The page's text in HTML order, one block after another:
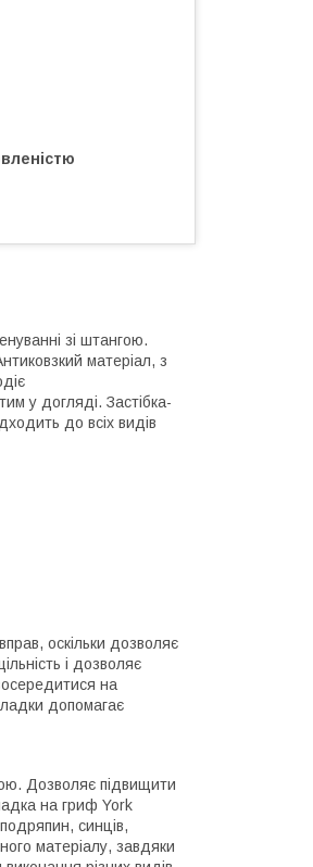
зі штангою.
матеріал, з
у догляді. Застібка-
до всіх видів
оскільки дозволяє
і дозволяє
на
допомагає
Дозволяє підвищити
на гриф York
синців,
матеріалу, завдяки